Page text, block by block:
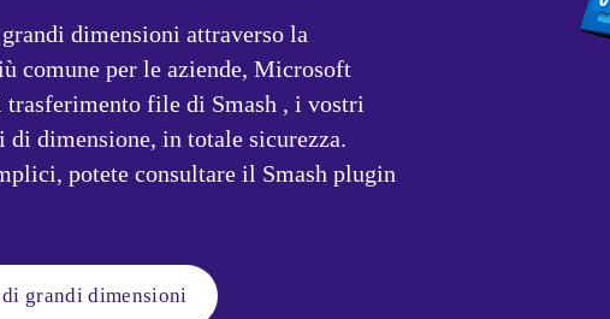
dimensioni attraverso la
comune per le aziende, Microsoft
trasferimento file di Smash , i vostri
dimensione, in totale sicurezza.
potete consultare il Smash plugin
grandi dimensioni